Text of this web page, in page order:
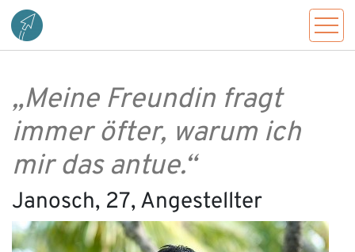
„Meine Freundin fragt
immer öfter, warum ich
mir das antue.“
Janosch, 27, Angestellter